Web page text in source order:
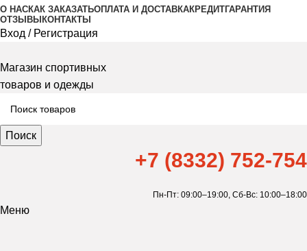
О НАСКАК ЗАКАЗАТЬОПЛАТА И ДОСТАВКАКРЕДИТГАРАНТИЯ
ОТЗЫВЫ КОНТАКТЫ
Вход / Регистрация
Магазин спортивных
товаров и одежды
Поиск
+7 (8332) 752-754
Пн-Пт: 09:00–19:00, Сб-Вс: 10:00–18:00
Меню